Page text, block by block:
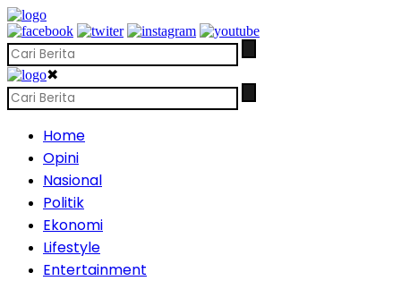
✖
Home
Opini
Nasional
Politik
Ekonomi
Lifestyle
Entertainment